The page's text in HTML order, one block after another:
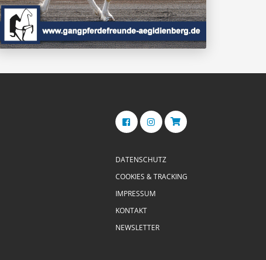
DATENSCHUTZ
COOKIES & TRACKING
IMPRESSUM
KONTAKT
NEWSLETTER